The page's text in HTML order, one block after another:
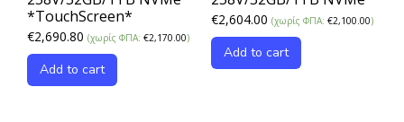
*TouchScreen*
€2,690.80 (χωρίς ΦΠΑ: €2,170.00)
Add to cart
€2,604.00 (χωρίς ΦΠΑ: €2,100.00)
Add to cart